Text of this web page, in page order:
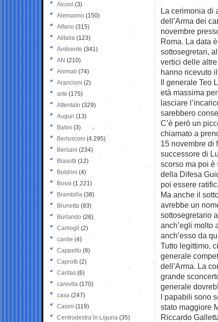
La cerimonia di
dell’Arma dei
novembre
Roma. La data
sottosegretari,
vertici delle
hanno ricevuto
Il generale Teo
età massima
lasciare
sarebbero
C’è però un
chiamato a
15 novembre di
successore di
scorso ma poi è
della Difesa
poi essere
Ma anche il
avrebbe un
sottosegretario
anch’egli molto
anch’esso da
Tutto legittimo,
generale
dell’Arma. La
grande
generale
I papabili sono
stato maggiore
Riccardo
Alcool (3)
Alemanno (150)
Alfano (315)
Alitalia (123)
Ambiente (341)
AN (210)
Animali (74)
Arancioni (2)
arte (175)
Attentato (329)
Auguri (13)
Batini (3)
Berlusconi (4.295)
Bersani (234)
Biasotti (12)
Boldrini (4)
Bossi (1.221)
Brambilla (38)
Brunetta (83)
Burlando (26)
Camogli (2)
canile (4)
Cappello (8)
Caprotti (2)
Caritas (6)
carovita (170)
casa (247)
Casini (119)
Centrodestra in Liguria (35)